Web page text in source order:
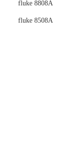
fluke 8808A
fluke 8508A